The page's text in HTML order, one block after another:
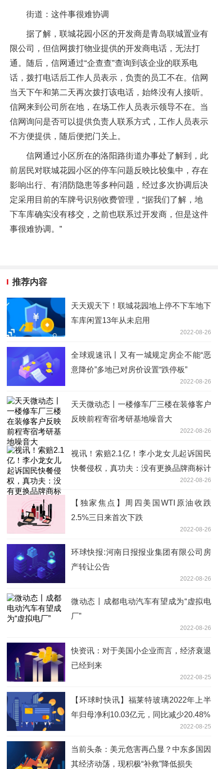
街道：这件事很难协调
据了解，联城花园小区的开发商是青岛联城置业有
限公司，但信网拨打物业提供的开发商电话，无法打
通。随后，信网通过“企查查”查询到该企业的联系电
话，拨打电话后工作人员表示，负责的员工不在。信网
当天下午和第二天再次拨打该电话，始终没有人接听。
信网来到公司所在地，在场工作人员表示领导不在。当
信网询问是否可以提供负责人联系方式，工作人员表示
不方便提供，随后便把门关上。
信网通过小区所在的洛阳路街道办事处了解到，此
前居民对联城花园小区的停车问题反映比较集中，存在
影响出行、有消防隐患等多种问题，经过多次协调后决
定采用目前的车牌号识别收费管理，“据我们了解，地
下车库确实没有移交，之前也联系过开发商，但是这件
事很难协调。”
推荐内容
天天观天下！联城花园地上停不下车地下
车库闲置13年从未启用
2022-08-26
全球观速讯丨又有一城规定房企不能“恶
意降价”多地已对房价设置“跌停板”
2022-08-26
天天微动态丨一楼修车厂三楼在装修客户
反映前程寄宿考研基地噪音大
2022-08-26
视讯！索赔2.1亿！李小龙女儿起诉国民
快餐侵权，真功夫：没有更换品牌商标计
2022-08-26
【独家焦点】周四美国WTI原油收跌
2.5%三日来首次下跌
2022-08-26
环球快报:河南日报报业集团有限公司房
产转让公告
2022-08-26
微动态丨成都电动汽车有望成为“虚拟电
厂”
2022-08-26
快资讯：对于美国小企业而言，经济衰退
已经到来
2022-08-25
【环球时快讯】福莱特玻璃2022年上半
年归母净利10.03亿元，同比减少20.48%
2022-08-25
当前头条：美元危害再凸显？中东多国因
其经济动荡，现积极“补救”降低损失